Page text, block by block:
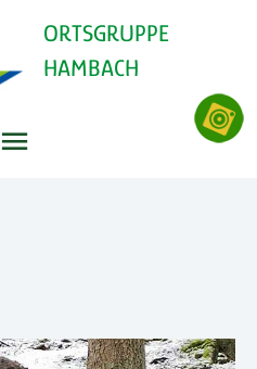
ORTSGRUPPE
HAMBACH
Hauptmenü